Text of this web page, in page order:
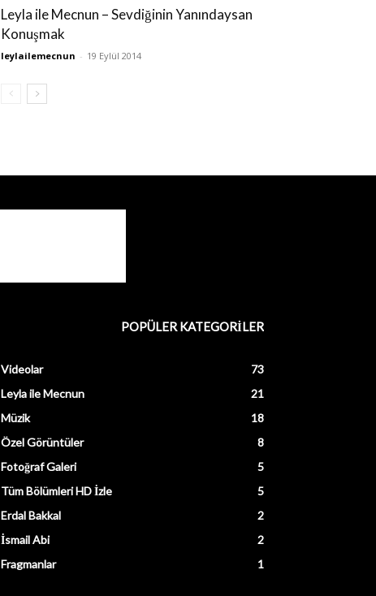
Leyla ile Mecnun – Sevdiğinin Yanındaysan
Konuşmak
leylailemecnun - 19 Eylül 2014
POPÜLER KATEGORİLER
Videolar
73
Leyla ile Mecnun
21
Müzik
18
Özel Görüntüler
8
Fotoğraf Galeri
5
Tüm Bölümleri HD İzle
5
Erdal Bakkal
2
İsmail Abi
2
Fragmanlar
1